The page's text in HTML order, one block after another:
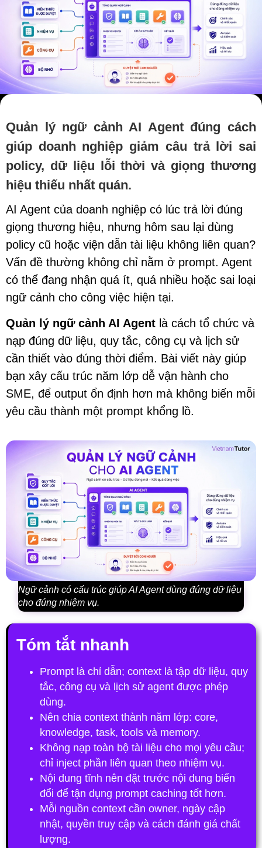
Quản lý ngữ cảnh AI Agent đúng cách
giúp doanh nghiệp giảm câu trả lời sai
policy, dữ liệu lỗi thời và giọng thương
hiệu thiếu nhất quán.
AI Agent của doanh nghiệp có lúc trả lời đúng
giọng thương hiệu, nhưng hôm sau lại dùng
policy cũ hoặc viện dẫn tài liệu không liên quan?
Vấn đề thường không chỉ nằm ở prompt. Agent
có thể đang nhận quá ít, quá nhiều hoặc sai loại
ngữ cảnh cho công việc hiện tại.
Quản lý ngữ cảnh AI Agent là cách tổ chức và
nạp đúng dữ liệu, quy tắc, công cụ và lịch sử
cần thiết vào đúng thời điểm. Bài viết này giúp
bạn xây cấu trúc năm lớp dễ vận hành cho
SME, để output ổn định hơn mà không biến mỗi
yêu cầu thành một prompt khổng lồ.
Ngữ cảnh có cấu trúc giúp AI Agent dùng đúng dữ liệu
cho đúng nhiệm vụ.
Tóm tắt nhanh
Prompt là chỉ dẫn; context là tập dữ liệu, quy
tắc, công cụ và lịch sử agent được phép
dùng.
Nên chia context thành năm lớp: core,
knowledge, task, tools và memory.
Không nạp toàn bộ tài liệu cho mọi yêu cầu;
chỉ inject phần liên quan theo nhiệm vụ.
Nội dung tĩnh nên đặt trước nội dung biến
đổi để tận dụng prompt caching tốt hơn.
Mỗi nguồn context cần owner, ngày cập
nhật, quyền truy cập và cách đánh giá chất
lượng.